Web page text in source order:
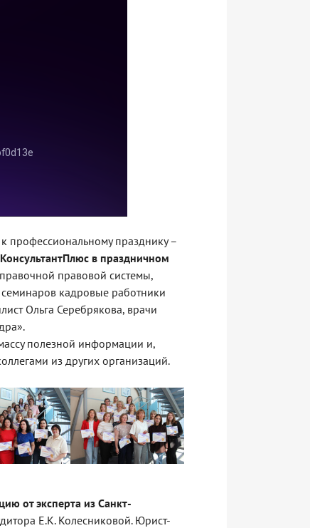
профессиональному празднику –
в праздничном
правовой системы,
кадровые работники
Ольга Серебрякова, врачи
полезной информации и,
из других организаций.
от эксперта из Санкт-
Е.К. Колесниковой. Юрист-